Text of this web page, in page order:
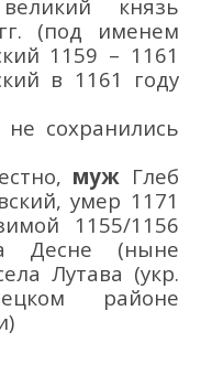
князь
(под именем
1159 – 1161
в 1161 году
сохранились
муж Глеб
умер 1171
1155/1156
Десне (ныне
Лутава (укр.
районе